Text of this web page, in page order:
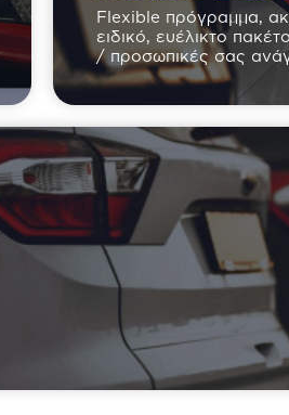
Flexible πρόγραμμα,
ειδικό, ευέλικτο
/ προσωπικές σας